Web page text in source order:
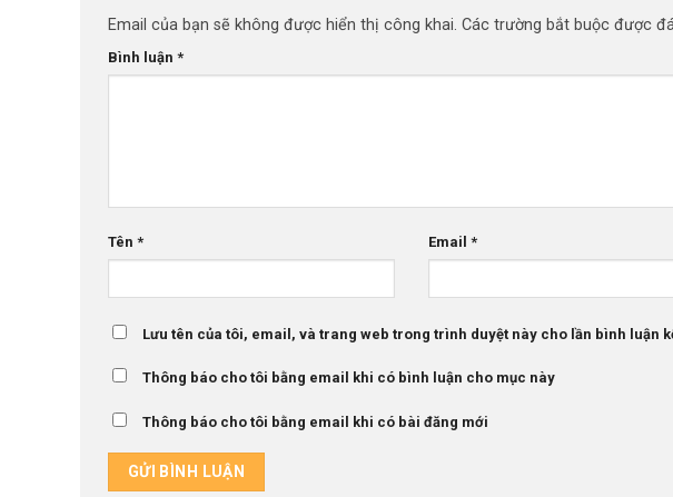
Email của bạn sẽ không được hiển thị công khai. Các trường bắt buộc được
Bình luận *
Tên * Email*
Lưu tên của tôi, email, và trang web trong trình duyệt này cho lần bình luận
Thông báo cho tôi bằng email khi có bình luận cho mục này
Thông báo cho tôi bằng email khi có bài đăng mới